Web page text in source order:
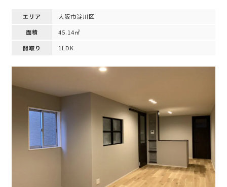
エリア
大阪市淀川区
面積
45.14㎡
間取り
1LDK